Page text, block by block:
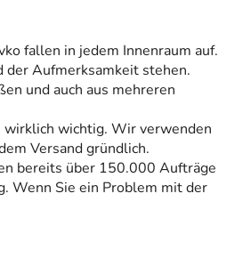
fallen in jedem Innenraum auf.
Aufmerksamkeit stehen.
und auch aus mehreren
wichtig. Wir verwenden
Versand gründlich.
bereits über 150.000 Aufträge
Wenn Sie ein Problem mit der